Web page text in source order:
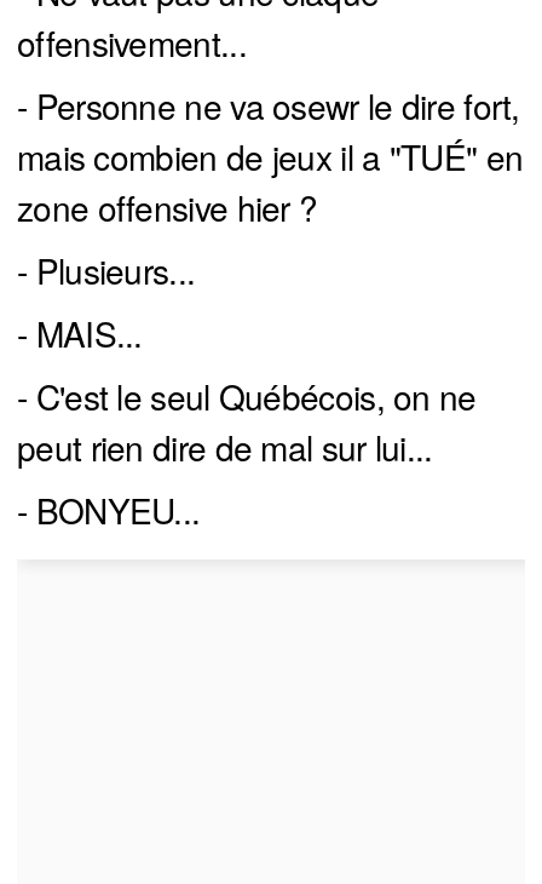
offensivement...
- Personne ne va osewr le dire fort,
mais combien de jeux il a "TUÉ" en
zone offensive hier ?
- Plusieurs...
- MAIS...
- C'est le seul Québécois, on ne
peut rien dire de mal sur lui...
- BONYEU...